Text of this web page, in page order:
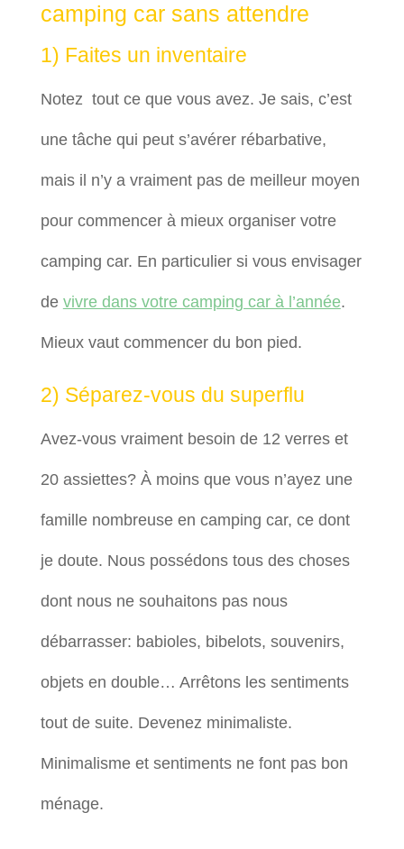
camping car sans attendre
1) Faites un inventaire
Notez tout ce que vous avez. Je sais, c’est
une tâche qui peut s’avérer rébarbative,
mais il n’y a vraiment pas de meilleur moyen
pour commencer à mieux organiser votre
camping car. En particulier si vous envisager
de vivre dans votre camping car à l’année.
Mieux vaut commencer du bon pied.
2) Séparez-vous du superflu
Avez-vous vraiment besoin de 12 verres et
20 assiettes? À moins que vous n’ayez une
famille nombreuse en camping car, ce dont
je doute. Nous possédons tous des choses
dont nous ne souhaitons pas nous
débarrasser: babioles, bibelots, souvenirs,
objets en double… Arrêtons les sentiments
tout de suite. Devenez minimaliste.
Minimalisme et sentiments ne font pas bon
ménage.